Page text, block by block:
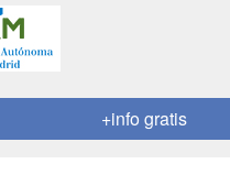
+info gratis